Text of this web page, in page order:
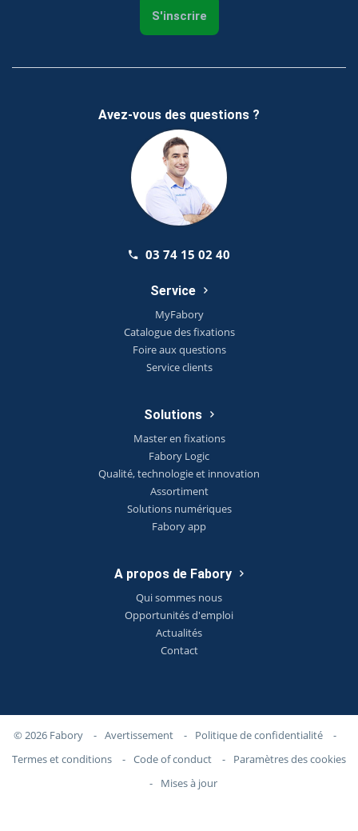
S'inscrire
Avez-vous des questions ?
03 74 15 02 40
Service
MyFabory
Catalogue des fixations
Foire aux questions
Service clients
Solutions
Master en fixations
Fabory Logic
Qualité, technologie et innovation
Assortiment
Solutions numériques
Fabory app
A propos de Fabory
Qui sommes nous
Opportunités d'emploi
Actualités
Contact
© 2026 Fabory - Avertissement - Politique de confidentialité
-
Termes et conditions
- Code of conduct -
Paramètres des cookies
-
Mises à jour